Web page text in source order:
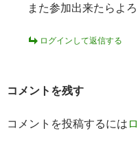
また参加出来たらよ
ログインして返信する
コメントを残す
コメントを投稿するには